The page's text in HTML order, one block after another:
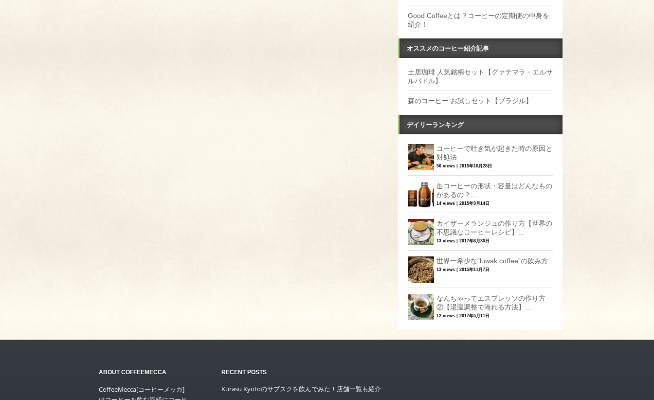
Good Coffeeとは？コーヒーの定期便の中身を
紹介！
オススメのコーヒー紹介記事
土居珈琲 人気銘柄セット【グァテマラ・エルサ
ルバドル】
森のコーヒー お試しセット【ブラジル】
デイリーランキング
コーヒーで吐き気が起きた時の原因と
対処法
56 views 2015年10月28日
缶コーヒーの形状・容量はどんなもの
があるの？...
14 views 2015年9月14日
カイザーメランジュの作り方【世界の
不思議なコーヒーレシピ】...
13 views 2017年6月30日
世界一希少な”luwak coffee”の飲み方
13 views 2015年11月7日
なんちゃってエスプレッソの作り方
②【湯温調整で淹れる方法】...
12 views 2017年5月11日
ABOUT COFFEEMECCA
CoffeeMecca[コーヒーメッカ]
RECENT POSTS
Kurasu Kyotoのサブスクを飲んでみた！店舗一覧も紹介